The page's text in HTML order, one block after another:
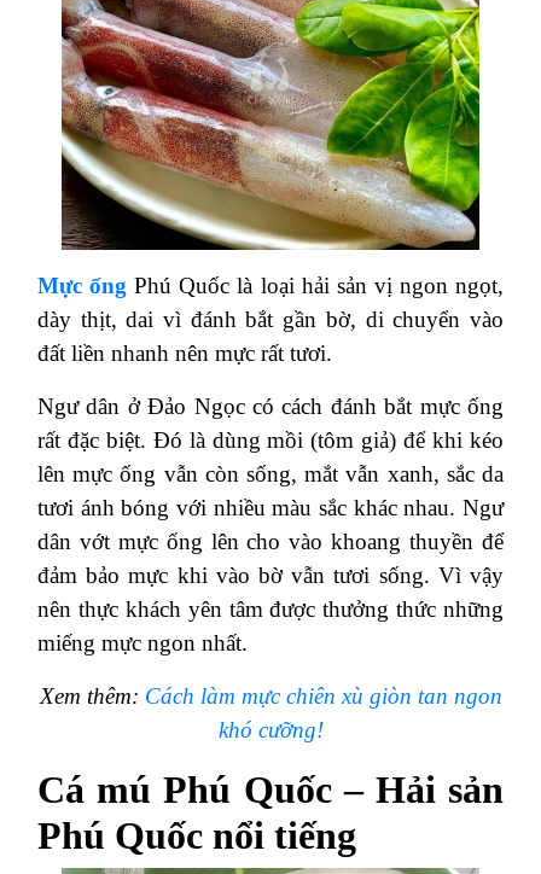
Mực ống Phú Quốc là loại hải sản vị ngon ngọt,
dày thịt, dai vì đánh bắt gần bờ, di chuyển vào
đất liền nhanh nên mực rất tươi.
Ngư dân ở Đảo Ngọc có cách đánh bắt mực ống
rất đặc biệt. Đó là dùng mồi (tôm giả) để khi kéo
lên mực ống vẫn còn sống, mắt vẫn xanh, sắc da
tươi ánh bóng với nhiều màu sắc khác nhau. Ngư
dân vớt mực ống lên cho vào khoang thuyền để
đảm bảo mực khi vào bờ vẫn tươi sống. Vì vậy
nên thực khách yên tâm được thưởng thức những
miếng mực ngon nhất.
Xem thêm: Cách làm mực chiên xù giòn tan ngon
khó cưỡng!
Cá mú Phú Quốc – Hải sản
Phú Quốc nổi tiếng